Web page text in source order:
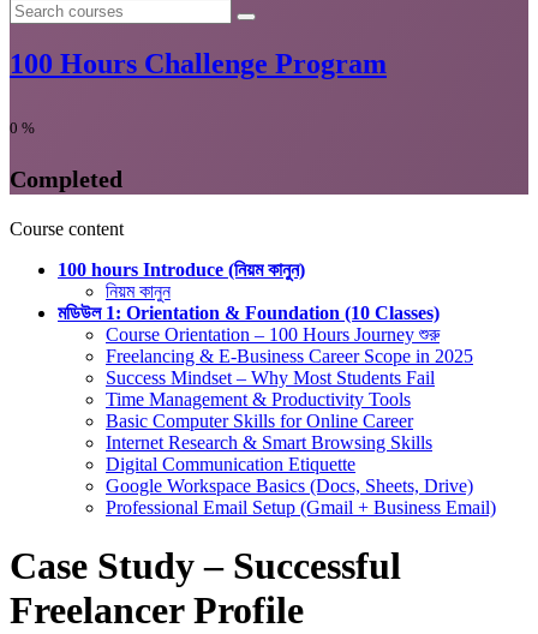
100 Hours Challenge Program
0 %
Completed
Course content
100 hours Introduce (নিয়ম কানুন)
নিয়ম কানুন
মডিউল 1: Orientation & Foundation (10 Classes)
Course Orientation – 100 Hours Journey শুরু
Freelancing & E-Business Career Scope in 2025
Success Mindset – Why Most Students Fail
Time Management & Productivity Tools
Basic Computer Skills for Online Career
Internet Research & Smart Browsing Skills
Digital Communication Etiquette
Google Workspace Basics (Docs, Sheets, Drive)
Professional Email Setup (Gmail + Business Email)
Case Study – Successful
Freelancer Profile